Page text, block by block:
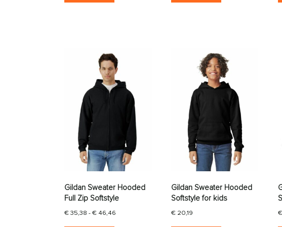
Gildan Sweater Hooded
Full Zip Softstyle
€35,38 - € 46,46 Prijsklasse: € 35,38 tot € 46,46
Gildan Sweater Hooded
Softstyle for kids
€ 20,19 €